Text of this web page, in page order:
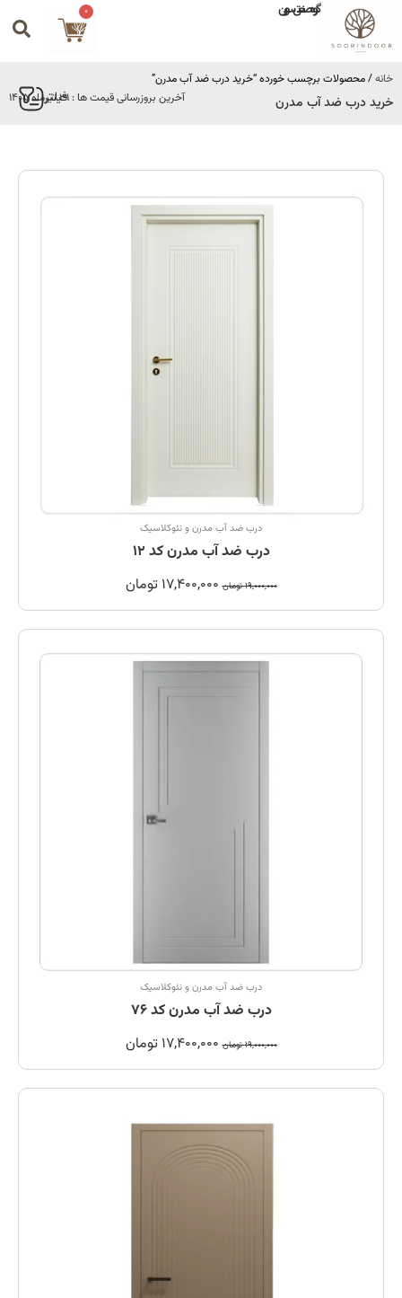
گروه صنعتی سورین 0
خانه/ محصولات برچسب خورده “خرید درب ضد آب مدرن”
فیلتر خرید درب ضد آب مدرن آخرین بروزرسانی قیمت ها : 31 تیرماه 1405
درب ضد آب مدرن و نئوکلاسیک
درب ضد آب مدرن کد 12
19,000,000 تومان 17,400,000 تومان
درب ضد آب مدرن و نئوکلاسیک
درب ضد آب مدرن کد 76
19,000,000 تومان 17,400,000 تومان